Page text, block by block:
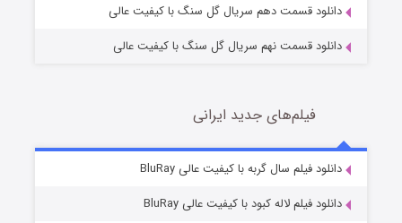
قسمت6 (زیرنویس) منتشر شد
دانلود قسمت دهم سریال گل سنگ با کیفیت عالی
دانلود قسمت نهم سریال گل سنگ با کیفیت عالی
فیلم‌های جدید ایرانی
دانلود فیلم سال گربه با کیفیت عالی BluRay
دانلود فیلم لاله کبود با کیفیت عالی BluRay